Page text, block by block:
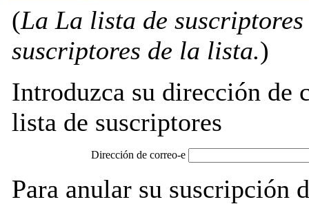
(La La lista de
suscriptores de la lista.)
Introduzca su dirección de
lista de suscriptores
Dirección de correo-e
Para anular su suscripción